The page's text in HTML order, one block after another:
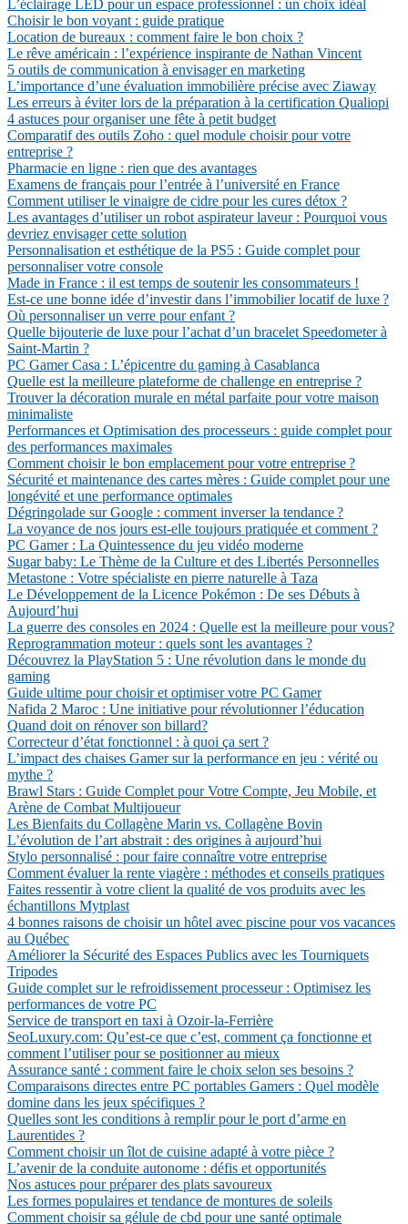
L’éclairage LED pour un espace professionnel : un choix idéal
Choisir le bon voyant : guide pratique
Location de bureaux : comment faire le bon choix ?
Le rêve américain : l’expérience inspirante de Nathan Vincent
5 outils de communication à envisager en marketing
L’importance d’une évaluation immobilière précise avec Ziaway
Les erreurs à éviter lors de la préparation à la certification Qualiopi
4 astuces pour organiser une fête à petit budget
Comparatif des outils Zoho : quel module choisir pour votre
entreprise ?
Pharmacie en ligne : rien que des avantages
Examens de français pour l’entrée à l’université en France
Comment utiliser le vinaigre de cidre pour les cures détox ?
Les avantages d’utiliser un robot aspirateur laveur : Pourquoi vous
devriez envisager cette solution
Personnalisation et esthétique de la PS5 : Guide complet pour
personnaliser votre console
Made in France : il est temps de soutenir les consommateurs !
Est-ce une bonne idée d’investir dans l’immobilier locatif de luxe ?
Où personnaliser un verre pour enfant ?
Quelle bijouterie de luxe pour l’achat d’un bracelet Speedometer à
Saint-Martin ?
PC Gamer Casa : L’épicentre du gaming à Casablanca
Quelle est la meilleure plateforme de challenge en entreprise ?
Trouver la décoration murale en métal parfaite pour votre maison
minimaliste
Performances et Optimisation des processeurs : guide complet pour
des performances maximales
Comment choisir le bon emplacement pour votre entreprise ?
Sécurité et maintenance des cartes mères : Guide complet pour une
longévité et une performance optimales
Dégringolade sur Google : comment inverser la tendance ?
La voyance de nos jours est-elle toujours pratiquée et comment ?
PC Gamer : La Quintessence du jeu vidéo moderne
Sugar baby: Le Thème de la Culture et des Libertés Personnelles
Metastone : Votre spécialiste en pierre naturelle à Taza
Le Développement de la Licence Pokémon : De ses Débuts à
Aujourd’hui
La guerre des consoles en 2024 : Quelle est la meilleure pour vous?
Reprogrammation moteur : quels sont les avantages ?
Découvrez la PlayStation 5 : Une révolution dans le monde du
gaming
Guide ultime pour choisir et optimiser votre PC Gamer
Nafida 2 Maroc : Une initiative pour révolutionner l’éducation
Quand doit on rénover son billard?
Correcteur d’état fonctionnel : à quoi ça sert ?
L’impact des chaises Gamer sur la performance en jeu : vérité ou
mythe ?
Brawl Stars : Guide Complet pour Votre Compte, Jeu Mobile, et
Arène de Combat Multijoueur
Les Bienfaits du Collagène Marin vs. Collagène Bovin
L’évolution de l’art abstrait : des origines à aujourd’hui
Stylo personnalisé : pour faire connaître votre entreprise
Comment évaluer la rente viagère : méthodes et conseils pratiques
Faites ressentir à votre client la qualité de vos produits avec les
échantillons Mytplast
4 bonnes raisons de choisir un hôtel avec piscine pour vos vacances
au Québec
Améliorer la Sécurité des Espaces Publics avec les Tourniquets
Tripodes
Guide complet sur le refroidissement processeur : Optimisez les
performances de votre PC
Service de transport en taxi à Ozoir-la-Ferrière
SeoLuxury.com: Qu’est-ce que c’est, comment ça fonctionne et
comment l’utiliser pour se positionner au mieux
Assurance santé : comment faire le choix selon ses besoins ?
Comparaisons directes entre PC portables Gamers : Quel modèle
domine dans les jeux spécifiques ?
Quelles sont les conditions à remplir pour le port d’arme en
Laurentides ?
Comment choisir un îlot de cuisine adapté à votre pièce ?
L’avenir de la conduite autonome : défis et opportunités
Nos astuces pour préparer des plats savoureux
Les formes populaires et tendance de montures de soleils
Comment choisir sa gélule de cbd pour une santé optimale